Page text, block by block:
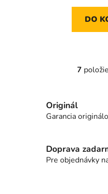
DO
7
Originál
Garancia
Doprava
Pre objednávky